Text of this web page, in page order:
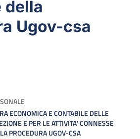
della
Ugov-csa
ECONOMICA E CONTABILE DELLE
E PER LE ATTIVITA' CONNESSE
PROCEDURA UGOV-CSA